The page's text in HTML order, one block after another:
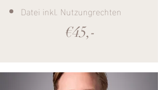
Datei inkl. Nutzungrechten
€45,-